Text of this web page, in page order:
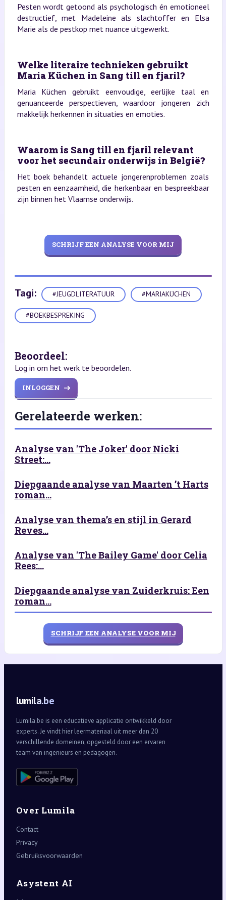
Pesten wordt getoond als psychologisch én emotioneel
destructief, met Madeleine als slachtoffer en Elsa
Marie als de pestkop met nuance uitgewerkt.
Welke literaire technieken gebruikt
Maria Küchen in Sang till en fjaril?
Maria Küchen gebruikt eenvoudige, eerlijke taal en
genuanceerde perspectieven, waardoor jongeren zich
makkelijk herkennen in situaties en emoties.
Waarom is Sang till en fjaril relevant
voor het secundair onderwijs in België?
Het boek behandelt actuele jongerenproblemen zoals
pesten en eenzaamheid, die herkenbaar en bespreekbaar
zijn binnen het Vlaamse onderwijs.
SCHRIJF EEN ANALYSE VOOR MIJ
Tagi: #JEUGDLITERATUUR #MARIAKÜCHEN
#BOEKBESPREKING
Beoordeel:
Log in om het werk te beoordelen.
INLOGGEN
Gerelateerde werken:
Analyse van 'The Joker' door Nicki
Street:...
Diepgaande analyse van Maarten ’t Harts
roman...
Analyse van thema’s en stijl in Gerard
Reves...
Analyse van 'The Bailey Game' door Celia
Rees:...
Diepgaande analyse van Zuiderkruis: Een
roman...
SCHRIJF EEN ANALYSE VOOR MIJ
lumila.be
Lumila.be is een educatieve applicatie ontwikkeld door
experts. Je vindt hier leermateriaal uit meer dan 20
verschillende domeinen, opgesteld door een ervaren
team van ingenieurs en pedagogen.
Over Lumila
Contact
Privacy
Gebruiksvoorwaarden
Asystent AI